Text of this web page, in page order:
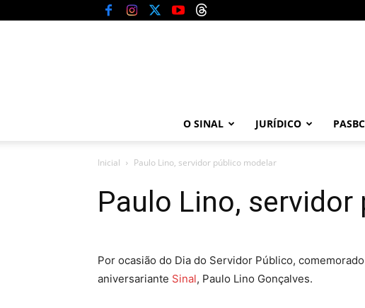
O SINAL JURÍDICO PASBC
Inicial Paulo Lino, servidor público modelar
Paulo Lino,
Por ocasião do Dia do Servidor Público,
aniversariante Sinal, Paulo Lino Gonçalves.